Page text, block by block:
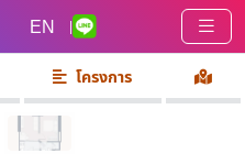
EN |
โครงการ